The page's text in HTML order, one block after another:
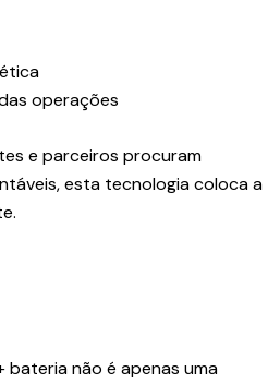
operações
e parceiros procuram
esta tecnologia coloca a
bateria não é apenas uma